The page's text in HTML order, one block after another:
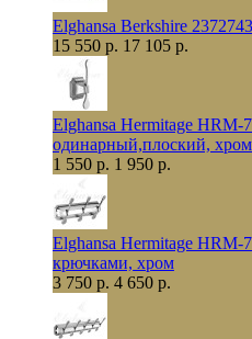
Elghansa Berkshire
15 550 р. 17 105 р.
Elghansa Hermitage HRM-
одинарный,плоский, хром
1 550 р. 1 950 р.
Elghansa Hermitage HRM-
крючками, хром
3 750 р. 4 650 р.